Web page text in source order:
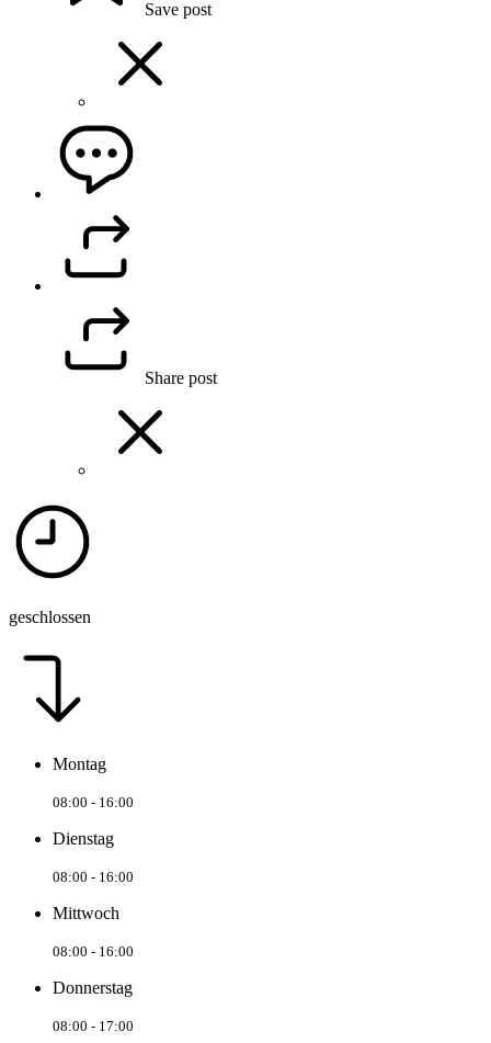
Save post
Share post
geschlossen
Montag
08:00 - 16:00
Dienstag
08:00 - 16:00
Mittwoch
08:00 - 16:00
Donnerstag
08:00 - 17:00